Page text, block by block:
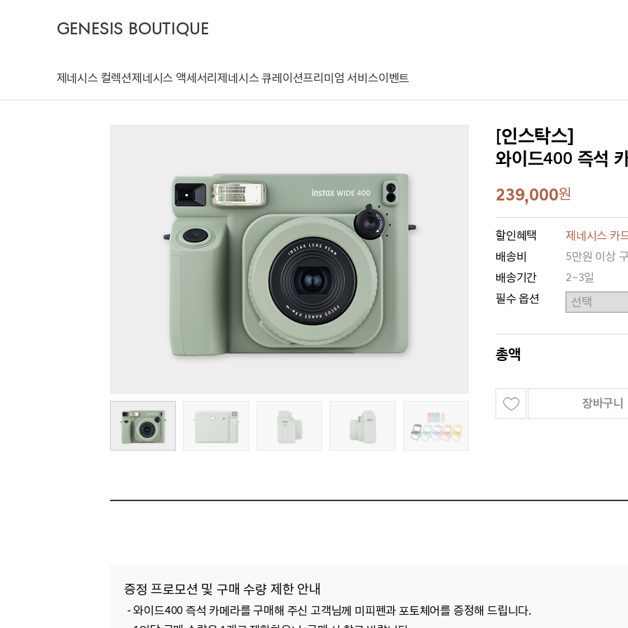
GENESIS BOUTIQUE
제네시스 컬렉션제네시스 액세서리제네시스 큐레이션프리미엄 서비스이벤트
[인스탁스]
와이드400 즉석
239,000원
할인혜택
제네시스 카
배송비
5만원 이상
배송기간
2~3일
필수 옵션
총액
장바구니
증정 프로모션 및 구매 수량 제한 안내
- 와이드400 즉석 카메라를 구매해 주신 고객님께 미피펜과 포토체어를 증정해 드립니다.